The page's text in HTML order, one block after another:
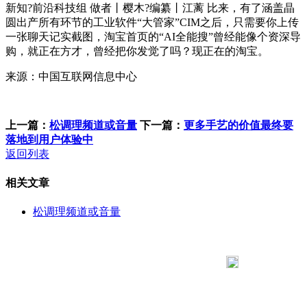
新知?前沿科技组 做者丨樱木?编纂丨江蓠 比来，有了涵盖晶
圆出产所有环节的工业软件“大管家”CIM之后，只需要你上传
一张聊天记实截图，淘宝首页的“AI全能搜”曾经能像个资深导
购，就正在方才，曾经把你发觉了吗？现正在的淘宝。
来源：中国互联网信息中心
上一篇： 松调理频道或音量 下一篇： 更多手艺的价值最终要
落地到用户体验中
返回列表
相关文章
松调理频道或音量